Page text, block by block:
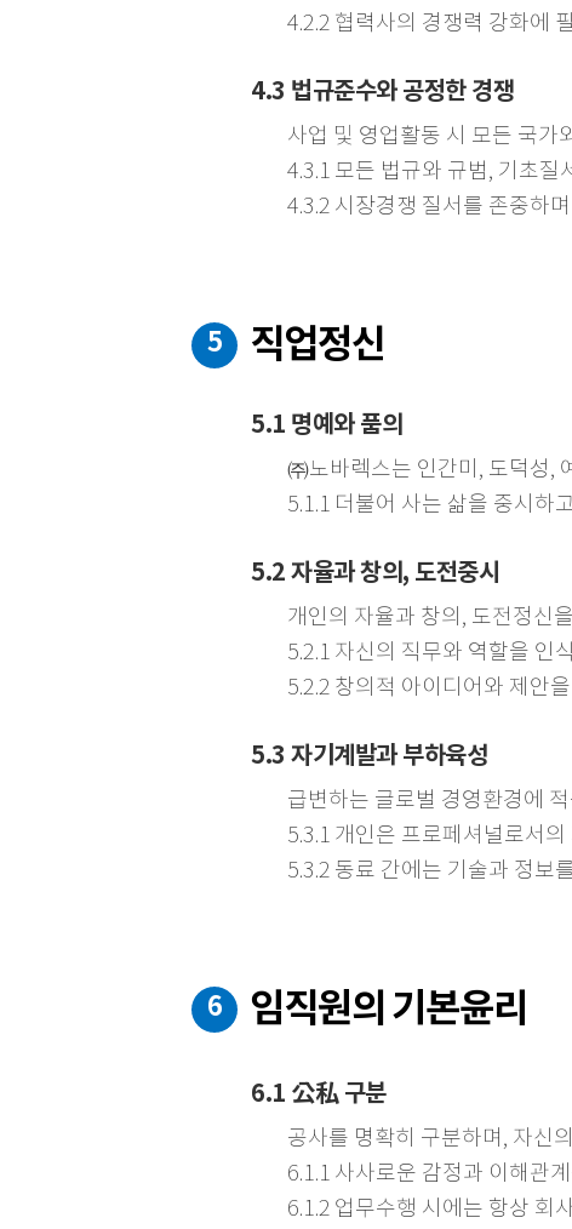
4.2.2 협력사의 경쟁력 강화에
4.3 법규준수와 공정한 경쟁
사업 및 영업활동 시 모든 국가
4.3.1 모든 법규와 규범, 기초
4.3.2 시장경쟁 질서를 존중하
5 직업정신
5.1 명예와 품의
㈜노바렉스는 인간미, 도덕성,
5.1.1 더불어 사는 삶을 중시하
5.2 자율과 창의, 도전중시
개인의 자율과 창의, 도전정신
5.2.1 자신의 직무와 역할을 인
5.2.2 창의적 아이디어와 제안
5.3 자기계발과 부하육성
급변하는 글로벌 경영환경에
5.3.1 개인은 프로페셔널로서
5.3.2 동료 간에는 기술과 정보
6 임직원의 기본윤리
6.1 公私 구분
공사를 명확히 구분하며, 자신
6.1.1 사사로운 감정과 이해관
6.1.2 업무수행 시에는 항상 회